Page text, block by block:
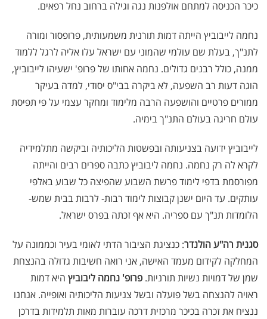
כיכר הכניסה למתחם אולפנות נגה וגילה ברחוב נחל רפאים.
נחמה לייבוביץ הייתה דמות תורנית משמעותית, פרופסור ומורה
לתנ"ך, בעלת שם עולמי שהמוני עם ישראל עלו אליה לרגל ללמוד
ממנה, כולל רבנים גדולים. נחמה אחותו של פרופ' ישעיהו לייבוביץ,
הוגה דעות רב השפעה, לא ביקרה בבי"ס יסודי, למדה בעיקר
ממורים פרטיים והושפעה הרבה מלימוד ומחקר עצמי על פי תפיסת
עולם חריגה בעולם התנ"ך בימיה.
לייבוביץ ידועה בצניעותה ובפשטות הליכותיה וביקשה מתלמידיה
לקרא לה רק נחמה. נחמה ליבוביץ כתבה ספרים רבים והייתה
מפורסמת בדפי לימוד פרשת השבוע שהפיצה כל שבוע באלפי
עותקים. עד היום ישנן קבוצות לימוד רבות- לרבות בבית שמש-
הלומדות תנ"ך עם ספריה. היא אף זכתה בפרס ישראל.
סגנית רה"ע הולנדר: כנציגת הציבור הדתי לאומי בעיר וכממונה על
המחלקה לקידום מעמד האישה, אני רואה חשיבות גדולה בהנצחת
שמן של דמויות נשיות תורניות. פרופ' נחמה ליבוביץ היא דמות
ראויה להנצחה בשל פועלה ובשל צניעות הליכותיה ואופייה. אנחנו
ננציח את זכרה בכיכר מרכזית דרכה עוברות מאות תלמידות בדרכן